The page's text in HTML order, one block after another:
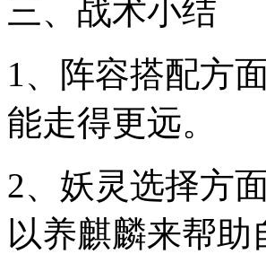
三、战术小结
1、阵容搭配方
能走得更远。
2、妖灵选择方
以养麒麟来帮